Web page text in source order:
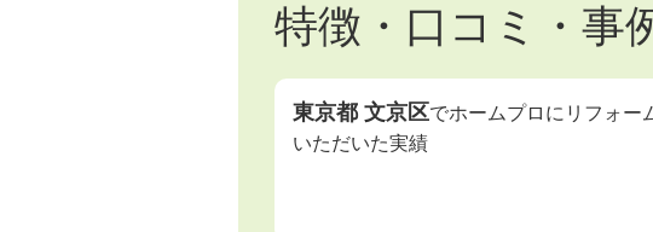
特徴・口コミ・事
東京都 文京区でホームプロにリフォー
いただいた実績